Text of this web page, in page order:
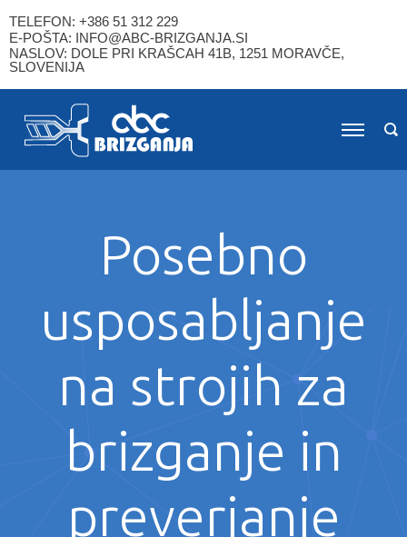
TELEFON: +386 51 312 229
E-POŠTA: INFO@ABC-BRIZGANJA.SI
NASLOV: DOLE PRI KRAŠCAH 41B, 1251 MORAVČE,
SLOVENIJA
Posebno
usposabljanje
na strojih za
brizganje in
preverjanje